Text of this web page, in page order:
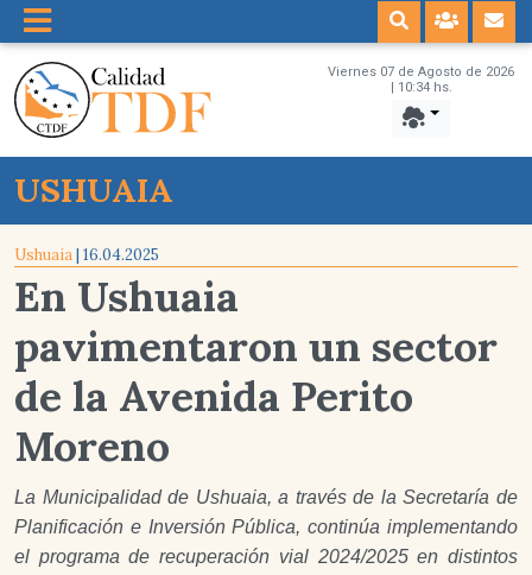
Viernes 07 de Agosto de 2026
| 10:34 hs.
USHUAIA
Ushuaia| 16.04.2025
En Ushuaia
pavimentaron un sector
de la Avenida Perito
Moreno
La Municipalidad de Ushuaia, a través de la Secretaría de
Planificación e Inversión Pública, continúa implementando
el programa de recuperación vial 2024/2025 en distintos